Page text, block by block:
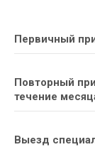
Первичный
Повторный
течение
Выезд